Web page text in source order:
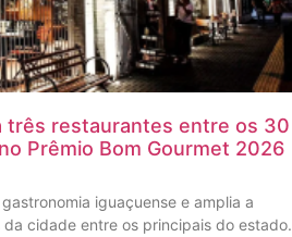
três restaurantes entre os 30
Prêmio Bom Gourmet 2026
iguaçuense e amplia a
cidade entre os principais do estado.